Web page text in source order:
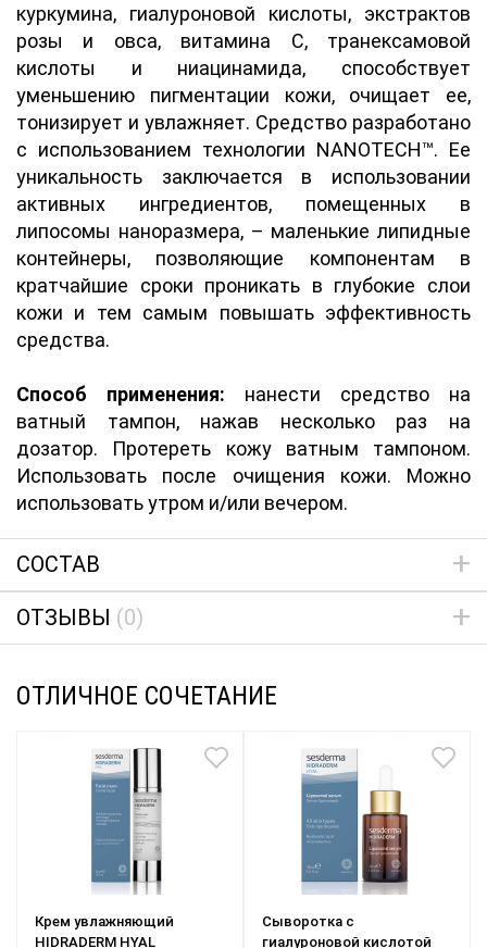
куркумина, гиалуроновой кислоты, экстрактов
розы и овса, витамина С, транексамовой
кислоты и ниацинамида, способствует
уменьшению пигментации кожи, очищает ее,
тонизирует и увлажняет. Средство разработано
с использованием технологии NANOTECH™. Ее
уникальность заключается в использовании
активных ингредиентов, помещенных в
липосомы наноразмера, – маленькие липидные
контейнеры, позволяющие компонентам в
кратчайшие сроки проникать в глубокие слои
кожи и тем самым повышать эффективность
средства.
Способ применения: нанести средство на
ватный тампон, нажав несколько раз на
дозатор. Протереть кожу ватным тампоном.
Использовать после очищения кожи. Можно
использовать утром и/или вечером.
СОСТАВ
ОТЗЫВЫ (0)
ОТЛИЧНОЕ СОЧЕТАНИЕ
Крем увлажняющий
HIDRADERM HYAL
Сыворотка с
гиалуроновой кислотой